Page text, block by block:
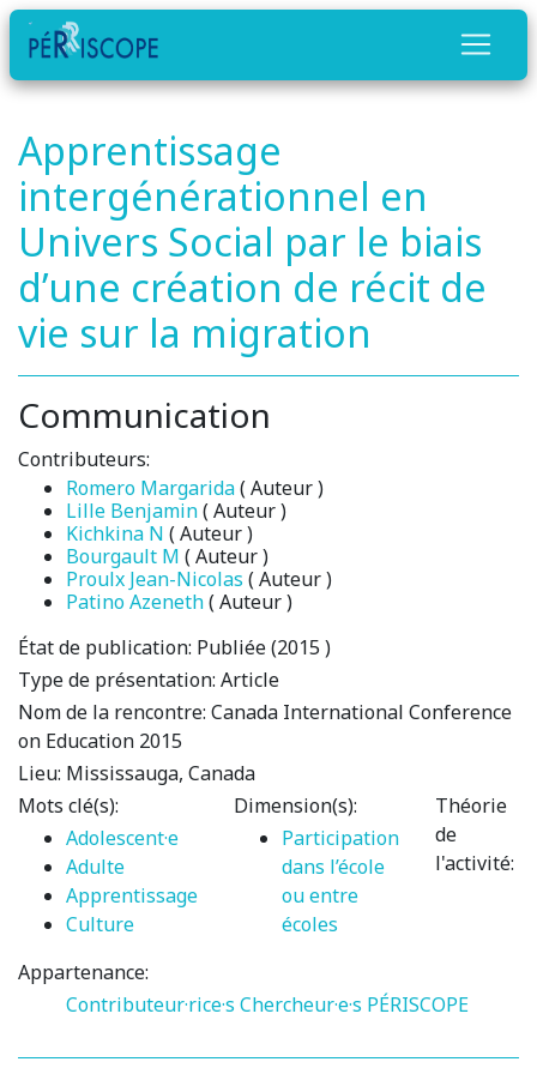
Apprentissage
intergénérationnel en
Univers Social par le biais
d’une création de récit de
vie sur la migration
Communication
Contributeurs:
Romero Margarida( Auteur )
Lille Benjamin( Auteur )
Kichkina N ( Auteur )
Bourgault M ( Auteur )
Proulx Jean-Nicolas ( Auteur )
Patino Azeneth( Auteur )
État de publication: Publiée (2015 )
Type de présentation: Article
Nom de la rencontre: Canada International Conference
on Education 2015
Lieu: Mississauga, Canada
Mots clé(s):
Adolescent·e
Adulte
Apprentissage
Culture
Dimension(s):
Participation
dans l’école
ou entre
écoles
Théorie
de
l'activité:
Appartenance:
Contributeur·rice·s Chercheur·e·s PÉRISCOPE